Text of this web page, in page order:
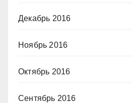
Декабрь 2016
Ноябрь 2016
Октябрь 2016
Сентябрь 2016